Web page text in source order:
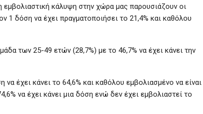
εμβολιαστική κάλυψη στην χώρα μας παρουσιάζουν οι
1 δόση να έχει πραγματοποιήσει το 21,4% και καθόλου
των 25-49 ετών (28,7%) με το 46,7% να έχει κάνει την
έχει κάνει το 64,6% και καθόλου εμβολιασμένο να είναι
να έχει κάνει μια δόση ενώ δεν έχει εμβολιαστεί το